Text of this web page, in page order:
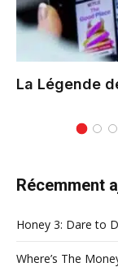
La Légende
Récemment
Honey 3: Dare to
Where’s The